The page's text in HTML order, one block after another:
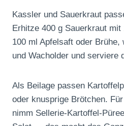
Kassler und Sauerkraut
Erhitze 400 g Sauerkraut mit
100 ml Apfelsaft oder
und Wacholder und serviere
Als Beilage passen
oder knusprige Brötchen.
nimm Sellerie-Kartoffel-